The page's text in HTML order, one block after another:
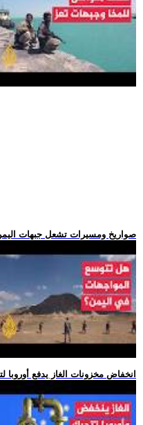
.. صواريخ ومسيرات تشعل جبهات
.. انخفاض مخزونات الغاز يدفع